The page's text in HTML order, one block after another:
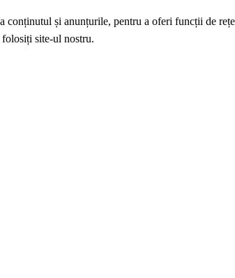
și anunțurile, pentru a oferi funcții de
site-ul nostru.